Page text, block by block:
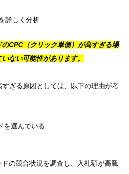
詳しく分析
CPC（クリック単価）が高すぎる場
ない可能性があります。
ぎる原因としては、以下の理由が考
を選んでいる
の競合状況を調査し、入札額が高騰